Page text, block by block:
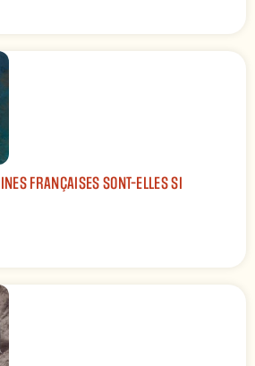
FRANÇAISES SONT-ELLES SI